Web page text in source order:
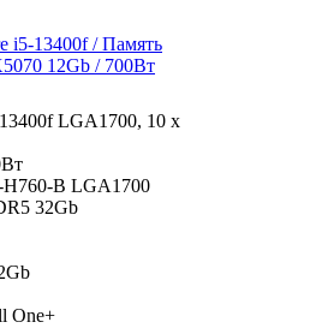
i5-13400f / Память
12Gb / 700Вт
LGA1700, 10 x
H760-B LGA1700
32Gb
One+